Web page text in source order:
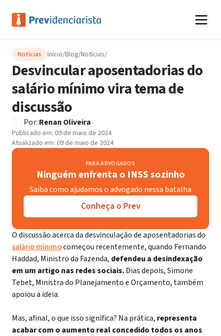
Notícias Início/Blog/Notícias/
Desvincular aposentadorias do
salário mínimo vira tema de
discussão
Por: Renan Oliveira
Publicado em: 09 de maio de 2024
Atualizado em: 09 de maio de 2024
PARA ADVOGADOS
Ninguém enfrenta o INSS sozinho
Saiba como ajudamos o advogado nessa batalha
Conheça o Prev
O discussão acerca da desvinculação de aposentadorias do
salário mínimocomeçou recentemente, quando Fernando
Haddad, Ministro da Fazenda, defendeu a desindexação
em um artigo nas redes sociais.Dias depois, Simone
Tebet, Ministra do Planejamento e Orçamento, também
apoiou a ideia.
Mas, afinal, o que isso significa? Na prática, representa
acabar com o aumento real concedido todos os anos